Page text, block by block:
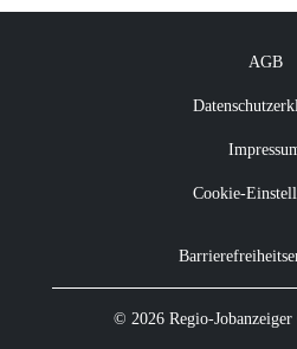
AGB
Cookie-
© 2026 Regio-